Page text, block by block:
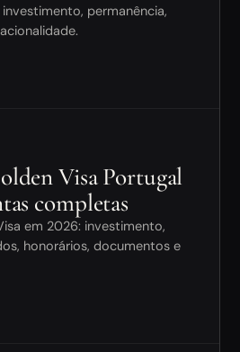
permanência,
Visa Portugal
completas
em 2026: investimento,
honorários, documentos e